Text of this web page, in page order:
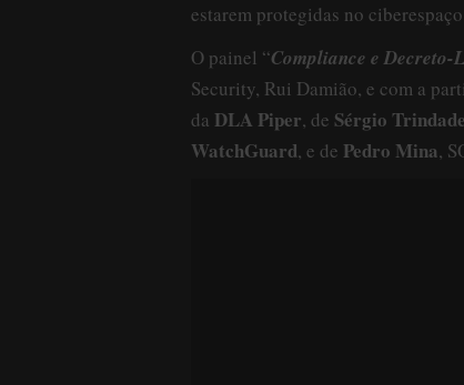
estarem protegidas no
O painel “Compliance e Decreto-
Security, Rui Damião, e com a
da DLA Piper, de Sérgio Trindade
WatchGuard, e de Pedro Mina,